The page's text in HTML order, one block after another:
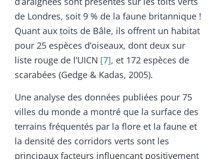
de Londres, soit 9 % de la faune britannique !
Quant aux toits de Bâle, ils offrent un habitat
pour 25 espèces d’oiseaux, dont deux sur
liste rouge de l’UICN 7 , et 172 espèces de
scarabées (Gedge & Kadas, 2005).
Une analyse des données publiées pour 75
villes du monde a montré que la surface des
terrains fréquentés par la flore et la faune et
la densité des corridors verts sont les
principaux facteurs influençant positivement